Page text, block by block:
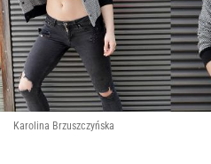
Karolina Brzuszczyńska